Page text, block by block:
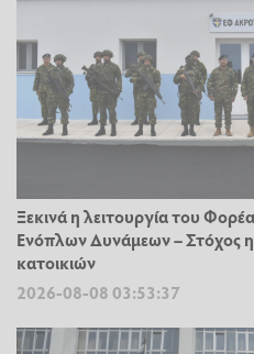
Ξεκινά η λειτουργία του
Ενόπλων Δυνάμεων – Στόχος
κατοικιών
2026-08-08 03:53:37